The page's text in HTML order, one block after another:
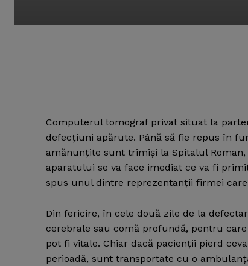
Computerul tomograf privat situat la
defecţiuni apărute. Până să fie repus în
amănunţite sunt trimişi la Spitalul
aparatului se va face imediat ce va fi
spus unul dintre reprezentanţii firmei
Din fericire, în cele două zile de la
cerebrale sau comă profundă, pentru
pot fi vitale. Chiar dacă pacienţii pierd
perioadă, sunt transportate cu o